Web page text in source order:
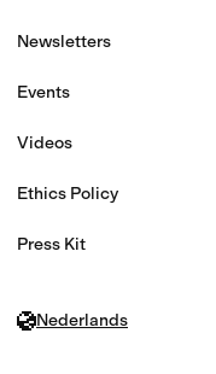
Newsletters
Events
Videos
Ethics Policy
Press Kit
Nederlands